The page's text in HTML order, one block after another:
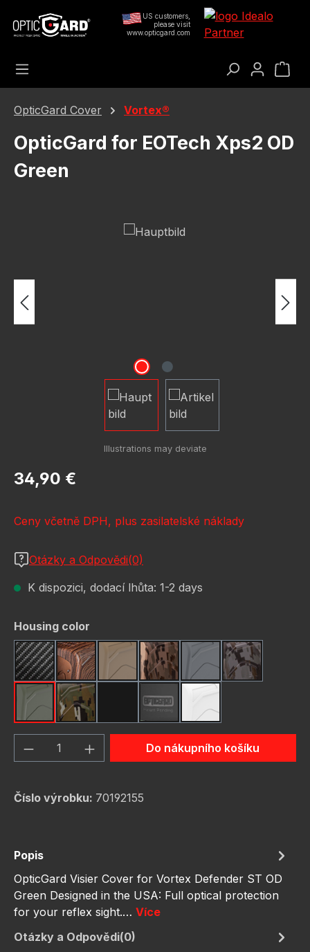
Přejít na hlavní obsah
US customers,
please visit
www.opticgard.com
OpticGard Cover Vortex®
OpticGard for EOTech Xps2 OD
Green
Přeskočit galerii obrázků
Běžná cena:
34,90 €
Ceny včetně DPH, plus zasilatelské náklady
Otázky a Odpovědi(0)
K dispozici, dodací lhůta: 1-2 days
Vyberte
Housing color
Carbon FiberDark WoodFDE (Flat Dark Earth)
FDE CamoGunmetalGunmetal
OD GreenOD Green Camoschwarzweiß
Množství produktu: Zadejte
Do nákupního košíku
Číslo výrobku: 70192155
Popis
OpticGard Visier Cover for Vortex Defender ST OD
Green Designed in the USA: Full optical protection
for your reflex sight.… Více
Otázky a Odpovědi(0)